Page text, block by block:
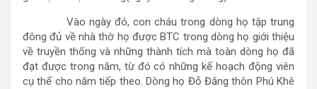
Vào ngày đó, con cháu trong dòng họ tập trung
đông đủ về nhà thờ họ được BTC trong dòng họ giới thiệu
về truyền thống và những thành tích mà toàn dòng họ đã
đạt được trong năm, từ đó có những kế hoạch động viên
cụ thể cho năm tiếp theo. Dòng họ Đỗ Đăng thôn Phú Khê